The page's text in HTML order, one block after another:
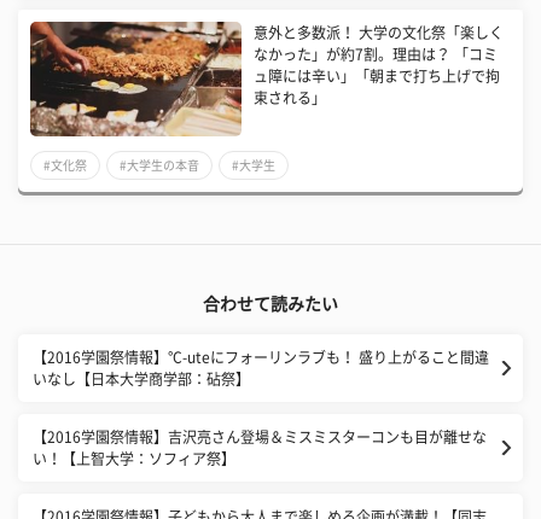
意外と多数派！ 大学の文化祭「楽しく
なかった」が約7割。理由は？ 「コミ
ュ障には辛い」「朝まで打ち上げで拘
束される」
#文化祭 #大学生の本音 #大学生
合わせて読みたい
【2016学園祭情報】°C-uteにフォーリンラブも！ 盛り上がること間違
いなし【日本大学商学部：砧祭】
【2016学園祭情報】吉沢亮さん登場＆ミスミスターコンも目が離せな
い！【上智大学：ソフィア祭】